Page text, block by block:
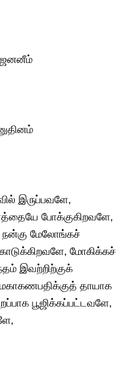
ஜனனீம்
இருப்பவளே,
போக்குகிறவளே,
மேலோங்கச்
மோகிக்கச்
இவற்றிற்குக்
தாயாக
பூஜிக்கப்பட்டவளே,